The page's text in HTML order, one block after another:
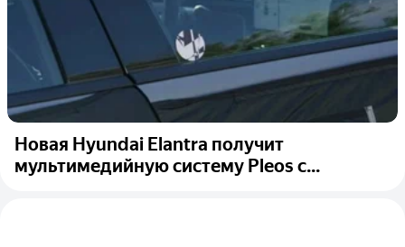
Новая Hyundai Elantra получит
мультимедийную систему Pleos с...